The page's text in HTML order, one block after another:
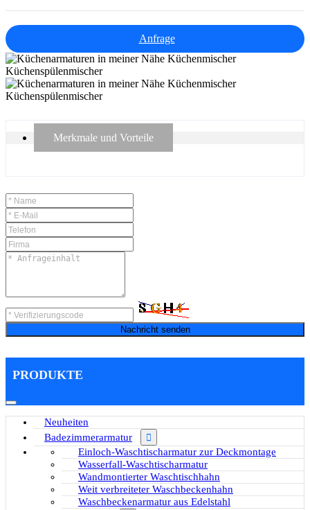
Anfrage
Merkmale und Vorteile
Nachricht senden
PRODUKTE
Neuheiten
Badezimmerarmatur
Einloch-Waschtischarmatur zur Deckmontage
Wasserfall-Waschtischarmatur
Wandmontierter Waschtischhahn
Weit verbreiteter Waschbeckenhahn
Waschbeckenarmatur aus Edelstahl